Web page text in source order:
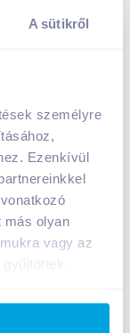
A sütikről
személyre
Ezenkívül
más olyan
vagy az
l félédes
% áfa)